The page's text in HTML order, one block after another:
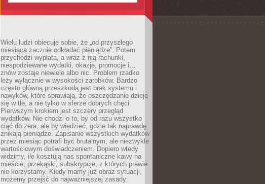
Wielu ludzi obiecuje sobie, że „od przyszłego
miesiąca zacznie odkładać pieniądze”. Potem
przychodzi wypłata, a wraz z nią rachunki,
niespodziewane wydatki, okazje, promocje i…
znów zostaje niewiele albo nic. Problem rzadko
leży wyłącznie w wysokości zarobków. Bardzo
często główną przeszkodą jest brak systemu i
nawyków, które sprawiają, że oszczędzanie dzieje
się w tle, a nie tylko w sferze dobrych chęci.
Pierwszym krokiem jest szczery przegląd
wydatków. Nie chodzi o to, by od razu wszystko
ciąć do zera, ale by wiedzieć, gdzie tak naprawdę
znikają pieniądze. Zapisanie wszystkich wydatków
przez miesiąc potrafi być brutalnym, ale niezwykle
wartościowym doświadczeniem. Dopiero wtedy
widzimy, ile kosztują nas spontaniczne kawy na
mieście, przekąski, subskrypcje, z których prawie
nie korzystamy. Kiedy mamy już obraz sytuacji,
możemy przejść do najważniejszej zasady: